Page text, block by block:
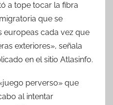
a tope tocar la fibra
que se
europeas cada vez que
exteriores», señala
en el sitio Atlasinfo.
perverso» que
al intentar